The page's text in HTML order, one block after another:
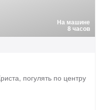
На машине
8 часов
погулять по центру